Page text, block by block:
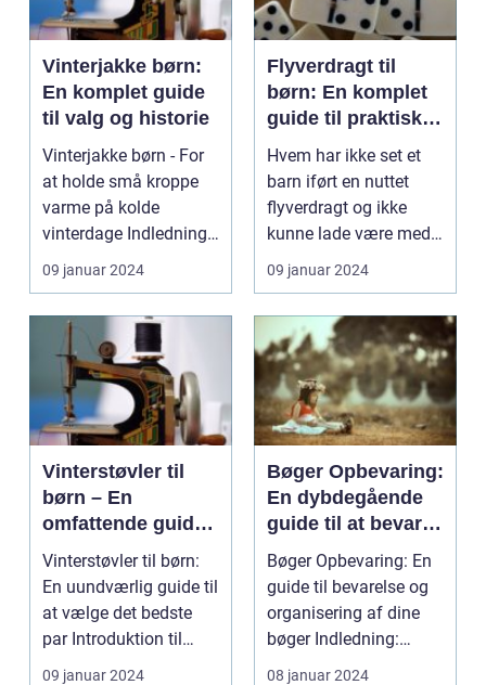
Vinterjakke børn:
En komplet guide
til valg og historie
Vinterjakke børn - For
at holde små kroppe
varme på kolde
vinterdage Indledning:
Vinteren er over o...
09 januar 2024
Flyverdragt til
børn: En komplet
guide til praktiske
og stilfulde valg
Hvem har ikke set et
barn iført en nuttet
flyverdragt og ikke
kunne lade være med
at smile? Flyverdr...
09 januar 2024
Vinterstøvler til
børn – En
omfattende guide
til hjælp med at
vælge det perfekte
par
Vinterstøvler til børn:
En uundværlig guide til
at vælge det bedste
par Introduktion til
vinterstø...
09 januar 2024
Bøger Opbevaring:
En dybdegående
guide til at bevare
og organisere dine
bøger
Bøger Opbevaring: En
guide til bevarelse og
organisering af dine
bøger Indledning:
Bøger har altid ...
08 januar 2024